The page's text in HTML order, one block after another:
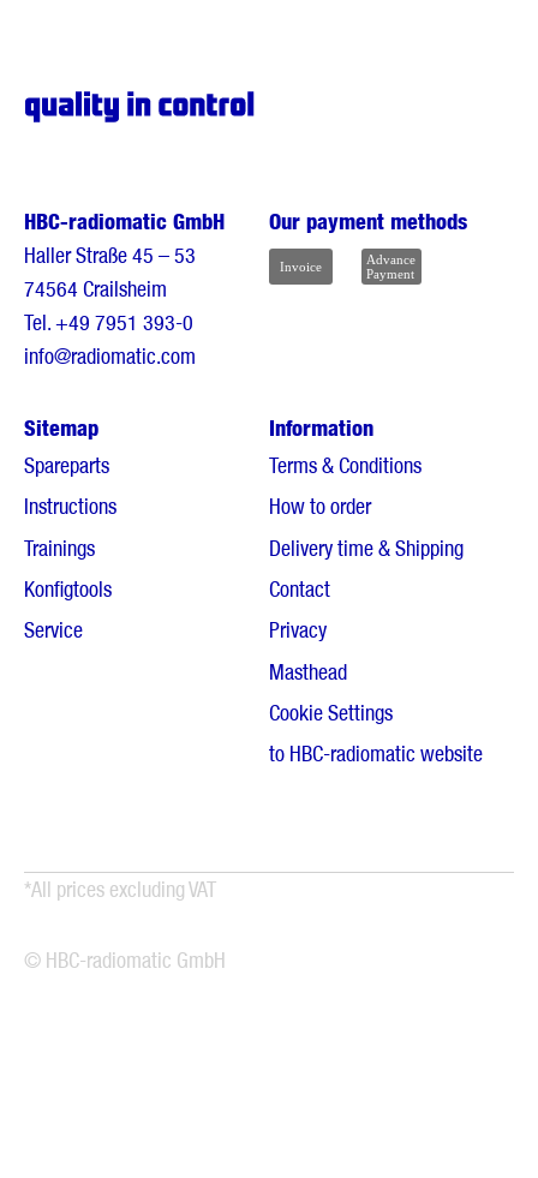
HBC-radiomatic GmbH
Haller Straße 45 – 53
74564 Crailsheim
Tel.+49 7951 393-0
info@radiomatic.com
Our payment methods
Sitemap
Spareparts
Instructions
Trainings
Konfigtools
Service
Information
Terms & Conditions
How to order
Delivery time & Shipping
Contact
Privacy
Masthead
Cookie Settings
to HBC-radiomatic website
*All prices excluding VAT
© HBC-radiomatic GmbH